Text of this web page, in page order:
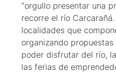
“orgullo presentar una
recorre el río
localidades que
organizando
poder disfrutar del río,
las ferias de